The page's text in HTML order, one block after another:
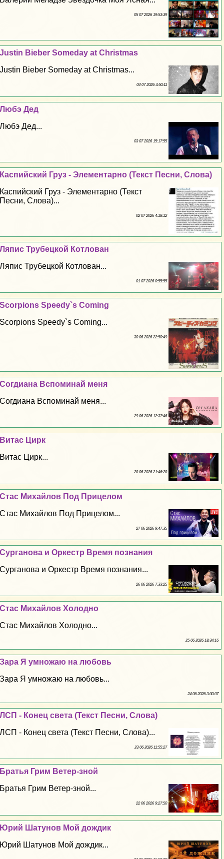
05 07 2026 19:53:39
Justin Bieber Someday at Christmas
Justin Bieber Someday at Christmas...
04 07 2026 3:50:11
Любэ Дед
Любэ Дед...
03 07 2026 15:17:55
Каспийский Груз - Элементарно (Текст Песни, Слова)
Каспийский Груз - Элементарно (Текст
Песни, Слова)...
02 07 2026 4:18:12
Ляпис Трубецкой Котлован
Ляпис Трубецкой Котлован...
01 07 2026 0:55:55
Scorpions Speedy`s Coming
Scorpions Speedy`s Coming...
30 06 2026 22:50:49
Согдиана Вспоминай меня
Согдиана Вспоминай меня...
29 06 2026 12:37:46
Витас Цирк
Витас Цирк...
28 06 2026 21:46:28
Стас Михайлов Под Прицелом
Стас Михайлов Под Прицелом...
27 06 2026 9:47:35
Сурганова и Оркестр Время познания
Сурганова и Оркестр Время познания...
26 06 2026 7:33:25
Стас Михайлов Холодно
Стас Михайлов Холодно...
25 06 2026 18:34:16
Зара Я умножаю на любовь
Зара Я умножаю на любовь...
24 06 2026 3:30:37
ЛСП - Конец света (Текст Песни, Слова)
ЛСП - Конец света (Текст Песни, Слова)...
23 06 2026 11:55:27
Братья Грим Ветер-зной
Братья Грим Ветер-зной...
22 06 2026 9:27:50
Юрий Шатунов Мой дождик
Юрий Шатунов Мой дождик...